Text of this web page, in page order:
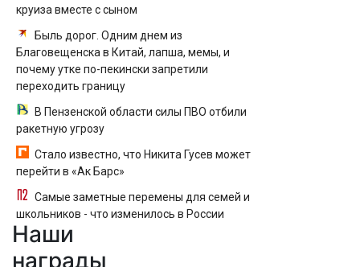
круиза вместе с сыном
Быль дорог. Одним днем из
Благовещенска в Китай, лапша, мемы, и
почему утке по-пекински запретили
переходить границу
В Пензенской области силы ПВО отбили
ракетную угрозу
Стало известно, что Никита Гусев может
перейти в «Ак Барс»
Самые заметные перемены для семей и
школьников - что изменилось в России
Наши
награды